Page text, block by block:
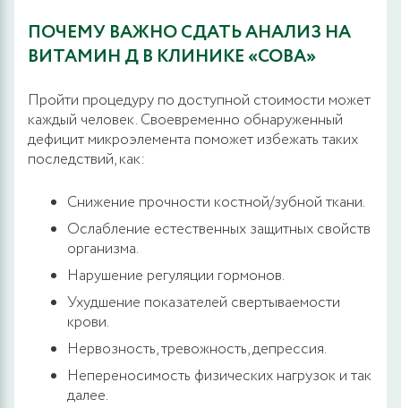
ПОЧЕМУ ВАЖНО СДАТЬ АНАЛИЗ НА
ВИТАМИН Д В КЛИНИКЕ «СОВА»
Пройти процедуру по доступной стоимости может
каждый человек. Своевременно обнаруженный
дефицит микроэлемента поможет избежать таких
последствий, как:
Снижение прочности костной/зубной ткани.
Ослабление естественных защитных свойств
организма.
Нарушение регуляции гормонов.
Ухудшение показателей свертываемости
крови.
Нервозность, тревожность, депрессия.
Непереносимость физических нагрузок и так
далее.